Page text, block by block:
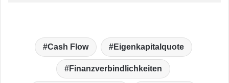
Cash Flow Eigenkapitalquote
Finanzverbindlichkeiten